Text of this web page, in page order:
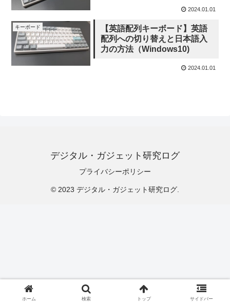
2024.01.01
キーボード
【英語配列キーボード】英語
配列への切り替えと日本語入
力の方法（Windows10)
2024.01.01
デジタル・ガジェット研究ログ
プライバシーポリシー
© 2023 デジタル・ガジェット研究ログ.
ホーム 検索 トップ サイドバー